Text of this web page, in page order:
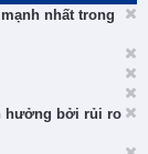
nhất trong
hưởng bởi rủi ro